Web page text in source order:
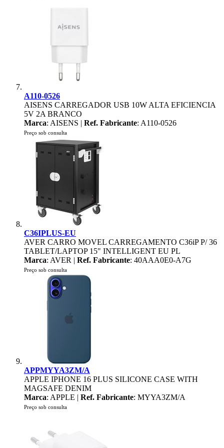
A110-0526
AISENS CARREGADOR USB 10W ALTA EFICIENCIA
5V 2A BRANCO
Marca: AISENS | Ref. Fabricante: A110-0526
Preço sob consulta
C36IPLUS-EU
AVER CARRO MOVEL CARREGAMENTO C36iP P/ 36
TABLET/LAPTOP 15" INTELLIGENT EU PL
Marca: AVER | Ref. Fabricante: 40AAA0E0-A7G
Preço sob consulta
APPMYYA3ZM/A
APPLE IPHONE 16 PLUS SILICONE CASE WITH
MAGSAFE DENIM
Marca: APPLE | Ref. Fabricante: MYYA3ZM/A
Preço sob consulta